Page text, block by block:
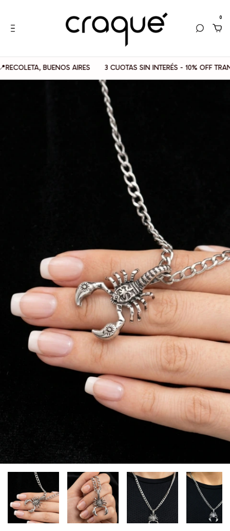
0
BUENOS AIRES 3 CUOTAS SIN INTERÉS - 10% OFF